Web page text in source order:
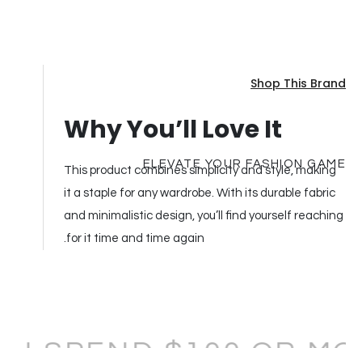
ELEVATE YOUR FASHION GAME
Shop This Brand
Why You’ll Love It
This product combines simplicity and style, making
it a staple for any wardrobe. With its durable fabric
and minimalistic design, you’ll find yourself reaching
for it time and time again.